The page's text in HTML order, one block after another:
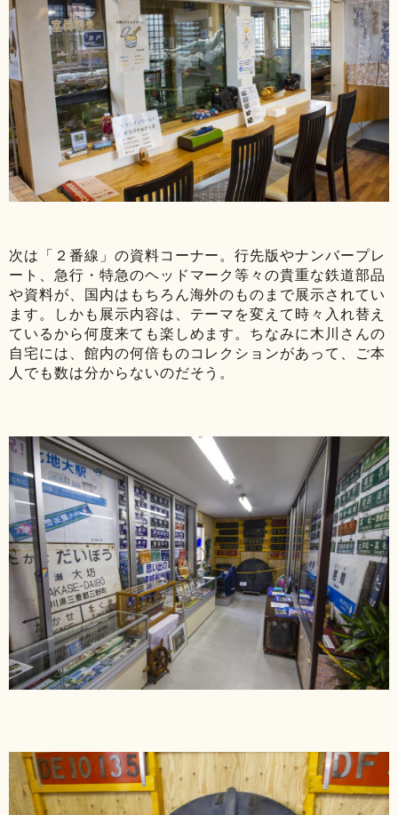
次は「２番線」の資料コーナー。行先版やナンバープレ
ート、急行・特急のヘッドマーク等々の貴重な鉄道部品
や資料が、国内はもちろん海外のものまで展示されてい
ます。しかも展示内容は、テーマを変えて時々入れ替え
ているから何度来ても楽しめます。ちなみに木川さんの
自宅には、館内の何倍ものコレクションがあって、ご本
人でも数は分からないのだそう。